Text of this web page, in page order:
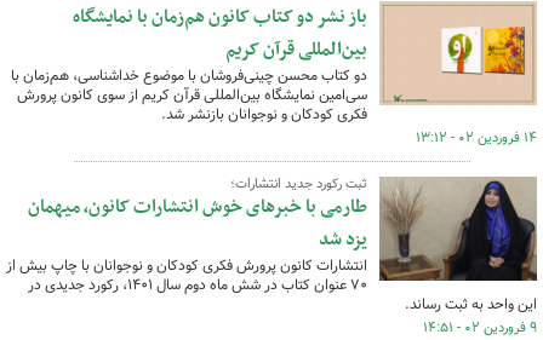
باز نشر دو کتاب کانون هم‌زمان با نمایشگاه
بین‌المللی قرآن کریم
دو کتاب محسن چینی‌فروشان با موضوع خداشناسی، هم‌زمان با
سی‌امین نمایشگاه بین‌المللی قرآن کریم از سوی کانون پرورش
فکری کودکان و نوجوانان بازنشر شد.
۱۴ فروردین ۰۲ - ۱۳:۱۲
ثبت رکورد جدید انتشارات؛
طارمی با خبرهای خوش انتشارات کانون، میهمان
یزد شد
انتشارات کانون پرورش فکری کودکان و نوجوانان با چاپ بیش از
۷۰ عنوان کتاب در شش ماه دوم سال ۱۴۰۱، رکورد جدیدی در
این واحد به ثبت رساند.
۹ فروردین ۰۲ - ۱۴:۵۱